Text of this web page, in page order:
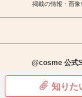
知りた
掲載の情報・画像
@cosme 公式